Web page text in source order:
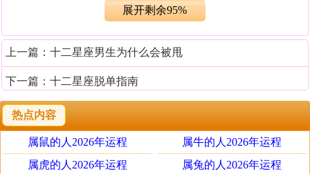
男人；生活中，她们性格大大咧咧，不喜欢拐弯抹角，不懂
的“女汉子”形象。可如此彪悍的女孩，大多会令男人望而生
畏，即使有好感也不敢言。
拯救：多点柔情，少些自我
争强好胜，从不在男人面前服软
这是你强硬之处，但也是你爱情的软肋。太过强硬的心态，
太以自我为中心，会让你忘了照顾男人的自尊，会让男人望
展开剩余95%
上一篇： 十二星座男生为什么会被甩
下一篇： 十二星座脱单指南
热点内容
属鼠的人2026年运程
属牛的人2026年运程
属虎的人2026年运程
属兔的人2026年运程